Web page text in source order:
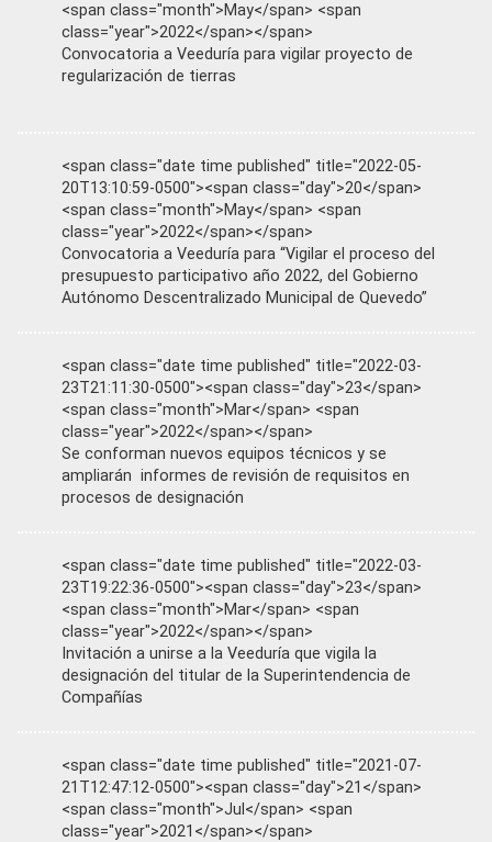
<span class="month">May</span> <span
class="year">2022</span></span>
Convocatoria a Veeduría para vigilar proyecto de
regularización de tierras
<span class="date time published" title="2022-05-
20T13:10:59-0500"><span class="day">20</span>
<span class="month">May</span> <span
class="year">2022</span></span>
Convocatoria a Veeduría para “Vigilar el proceso del
presupuesto participativo año 2022, del Gobierno
Autónomo Descentralizado Municipal de Quevedo”
<span class="date time published" title="2022-03-
23T21:11:30-0500"><span class="day">23</span>
<span class="month">Mar</span> <span
class="year">2022</span></span>
Se conforman nuevos equipos técnicos y se
ampliarán informes de revisión de requisitos en
procesos de designación
<span class="date time published" title="2022-03-
23T19:22:36-0500"><span class="day">23</span>
<span class="month">Mar</span> <span
class="year">2022</span></span>
Invitación a unirse a la Veeduría que vigila la
designación del titular de la Superintendencia de
Compañías
<span class="date time published" title="2021-07-
21T12:47:12-0500"><span class="day">21</span>
<span class="month">Jul</span> <span
class="year">2021</span></span>